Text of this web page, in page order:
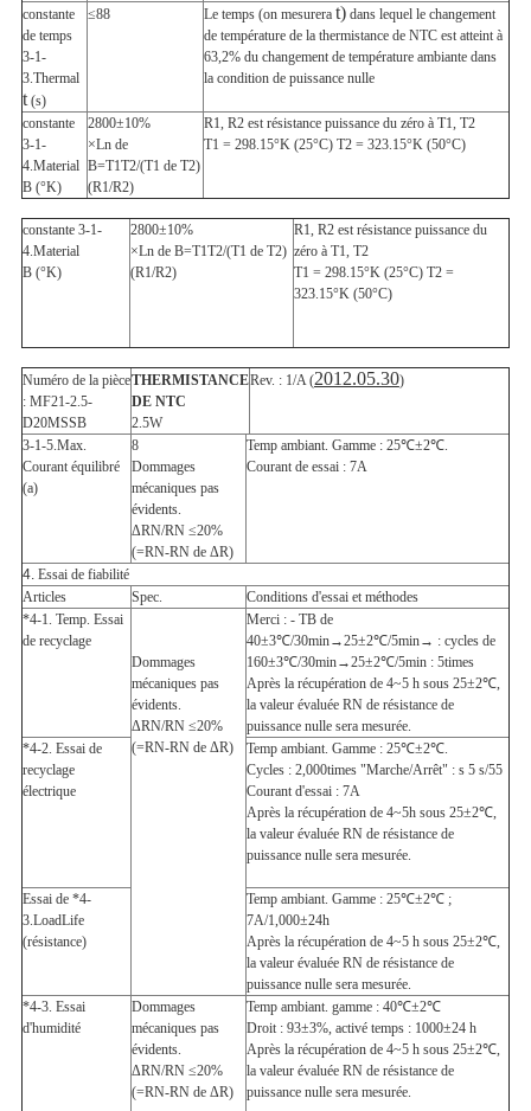
constante
de temps
3-1-
3.Thermal
t(s)
≤88 Le temps (on mesurera t)dans lequel le changement
de température de la thermistance de NTC est atteint à
63,2% du changement de température ambiante dans
la condition de puissance nulle
constante
3-1-
4.Material
B (°K)
2800±10%
×Ln de
B=T1T2/(T1 de T2)
(R1/R2)
R1, R2 est résistance puissance du zéro à T1, T2
T1 = 298.15°K (25°C) T2 = 323.15°K (50°C)
constante 3-1-
4.Material
B (°K)
2800±10%
×Ln de B=T1T2/(T1 de T2)
(R1/R2)
R1, R2 est résistance puissance du
zéro à T1, T2
T1 = 298.15°K (25°C) T2 =
323.15°K (50°C)
Numéro de la pièce
: MF21-2.5-
D20MSSB
THERMISTANCE
DE NTC
2.5W
Rev. : 1/A (2012.05.30)
3-1-5.Max.
Courant équilibré
(a)
8
Dommages
mécaniques pas
évidents.
ΔRN/RN ≤20%
(=RN-RN de ΔR)
Temp ambiant. Gamme : 25℃±2℃.
Courant de essai : 7A
4. Essai de fiabilité
Articles
Spec.
Conditions d'essai et méthodes
*4-1. Temp. Essai
de recyclage
Dommages
mécaniques pas
évidents.
ΔRN/RN ≤20%
(=RN-RN de ΔR)
Merci : - TB de
40±3℃/30min→25±2℃/5min→ : cycles de
160±3℃/30min→25±2℃/5min : 5times
Après la récupération de 4~5 h sous 25±2℃,
la valeur évaluée RN de résistance de
puissance nulle sera mesurée.
*4-2. Essai de
recyclage
électrique
Temp ambiant. Gamme : 25℃±2℃.
Cycles : 2,000times "Marche/Arrêt" : s 5 s/55
Courant d'essai : 7A
Après la récupération de 4~5h sous 25±2℃,
la valeur évaluée RN de résistance de
puissance nulle sera mesurée.
Essai de *4-
3.LoadLife
(résistance)
Temp ambiant. Gamme : 25℃±2℃ ;
7A/1,000±24h
Après la récupération de 4~5 h sous 25±2℃,
la valeur évaluée RN de résistance de
puissance nulle sera mesurée.
*4-3. Essai
d'humidité
Dommages
mécaniques pas
évidents.
ΔRN/RN ≤20%
(=RN-RN de ΔR)
Temp ambiant. gamme : 40℃±2℃
Droit : 93±3%, activé temps : 1000±24 h
Après la récupération de 4~5 h sous 25±2℃,
la valeur évaluée RN de résistance de
puissance nulle sera mesurée.